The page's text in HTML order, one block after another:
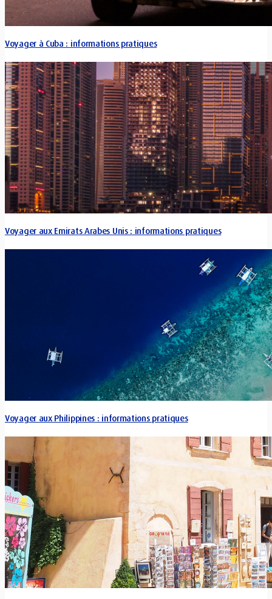
Voyager à Cuba : informations pratiques
Voyager aux Emirats Arabes Unis : informations pratiques
Voyager aux Philippines : informations pratiques